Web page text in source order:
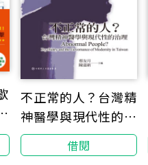
不正常的人？台灣精
神醫學與現代性的治
理
借閱